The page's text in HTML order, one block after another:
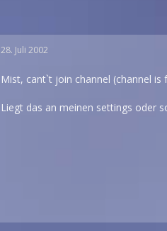
28. Juli 2002
Mist, cant`t join channel (channel is
Liegt das an meinen settings oder